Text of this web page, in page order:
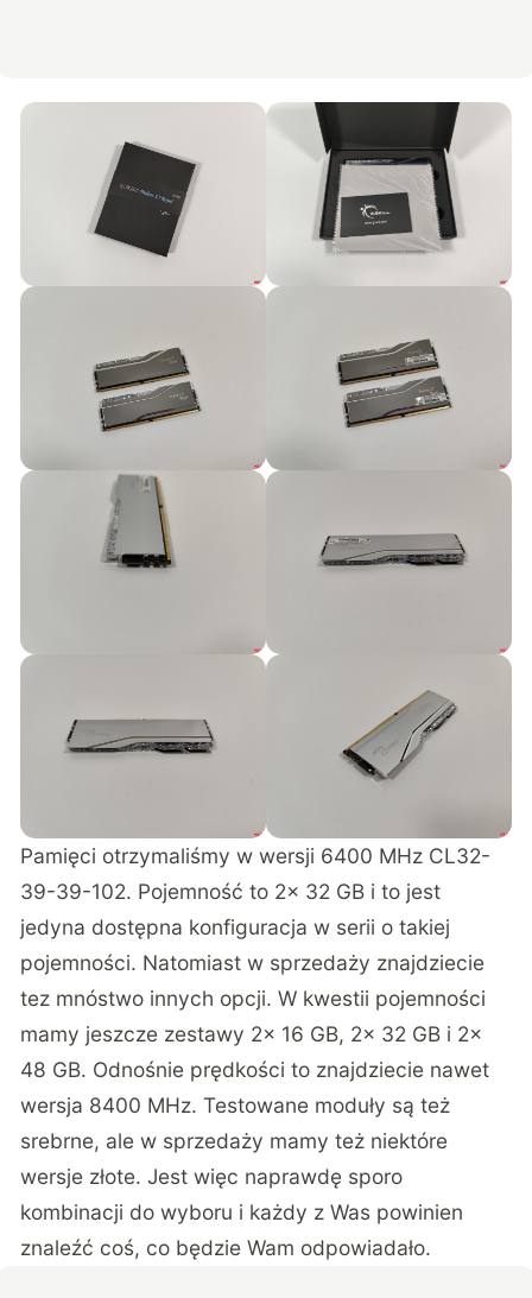
Pamięci otrzymaliśmy w wersji 6400 MHz CL32-
39-39-102. Pojemność to 2x 32 GB i to jest
jedyna dostępna konfiguracja w serii o takiej
pojemności. Natomiast w sprzedaży znajdziecie
tez mnóstwo innych opcji. W kwestii pojemności
mamy jeszcze zestawy 2x 16 GB, 2x 32 GB i 2x
48 GB. Odnośnie prędkości to znajdziecie nawet
wersja 8400 MHz. Testowane moduły są też
srebrne, ale w sprzedaży mamy też niektóre
wersje złote. Jest więc naprawdę sporo
kombinacji do wyboru i każdy z Was powinien
znaleźć coś, co będzie Wam odpowiadało.